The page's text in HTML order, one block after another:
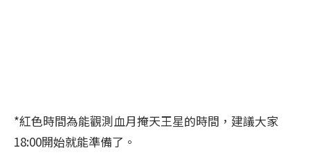
*紅色時間為能觀測血月掩天王星的時間，建議大家
18:00開始就能準備了。